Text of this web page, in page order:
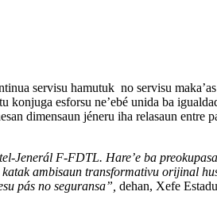
servisu hamutuk no servisu
konjuga esforsu ne’ebé unida ba
dimensaun jéneru iha relasaun entre
Jenerál F-FDTL. Hare’e ba
ambisaun transformativu orijinal
pás no seguransa”, dehan, Xefe